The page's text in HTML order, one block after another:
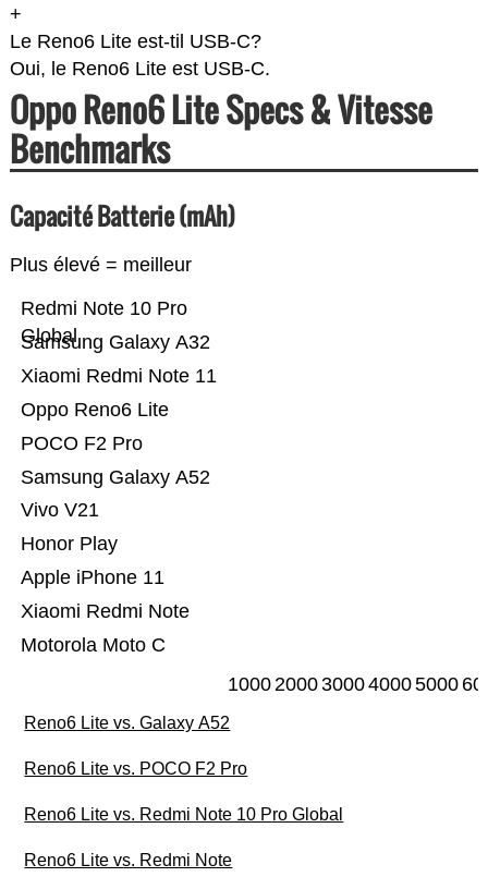
+
Le Reno6 Lite est-til USB-C?
Oui, le Reno6 Lite est USB-C.
Oppo Reno6 Lite Specs & Vitesse
Benchmarks
Capacité Batterie (mAh)
Plus élevé = meilleur
Motorola Moto C
Xiaomi Redmi Note
Apple iPhone 11
Honor Play
Vivo V21
Samsung Galaxy A52
POCO F2 Pro
Oppo Reno6 Lite
Xiaomi Redmi Note 11
Samsung Galaxy A32
Redmi Note 10 Pro
Global
10002000300040005000
Reno6 Lite vs. Galaxy A52
Reno6 Lite vs. POCO F2 Pro
Reno6 Lite vs. Redmi Note 10 Pro Global
Reno6 Lite vs. Redmi Note